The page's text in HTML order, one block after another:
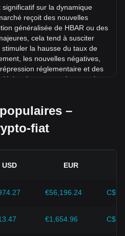
a baissé de 1.41% par
Tobago (TTD).
sur la dynamique
reçoit des nouvelles
généralisée de HBAR ou des
cela tend à susciter
la hausse du taux de
les nouvelles négatives,
réglementaire et des
une panique sur le
:
entourant les
peuvent renforcer la
des politiques
strictes peuvent entraver le
–
fiat
USD EUR
€56,196.24
€1,654.96